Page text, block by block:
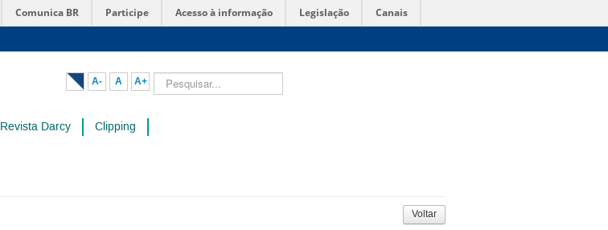
Comunica BR Participe Acesso à informação Legislação Canais
A- A A+ Pesquisar...
Revista Darcy Clipping
Voltar